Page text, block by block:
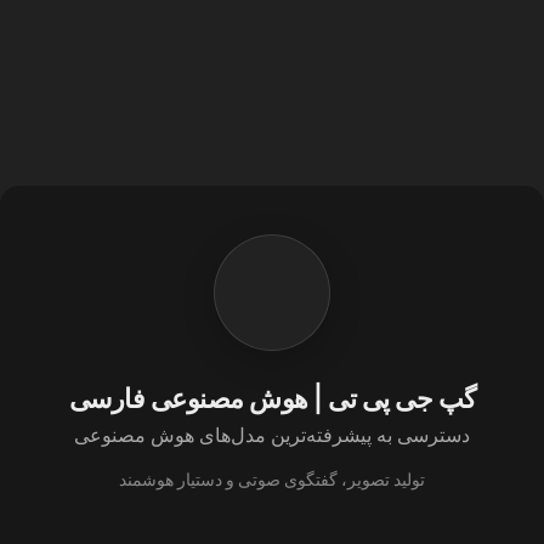
گپ جی پی تی | هوش مصنوعی فارسی
دسترسی به پیشرفته‌ترین مدل‌های هوش مصنوعی
تولید تصویر، گفتگوی صوتی و دستیار هوشمند